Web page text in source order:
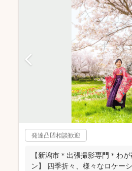
発達凸凹相談歓迎
【新潟市＊出張撮影専門＊わ
ン】 四季折々、様々なロケー